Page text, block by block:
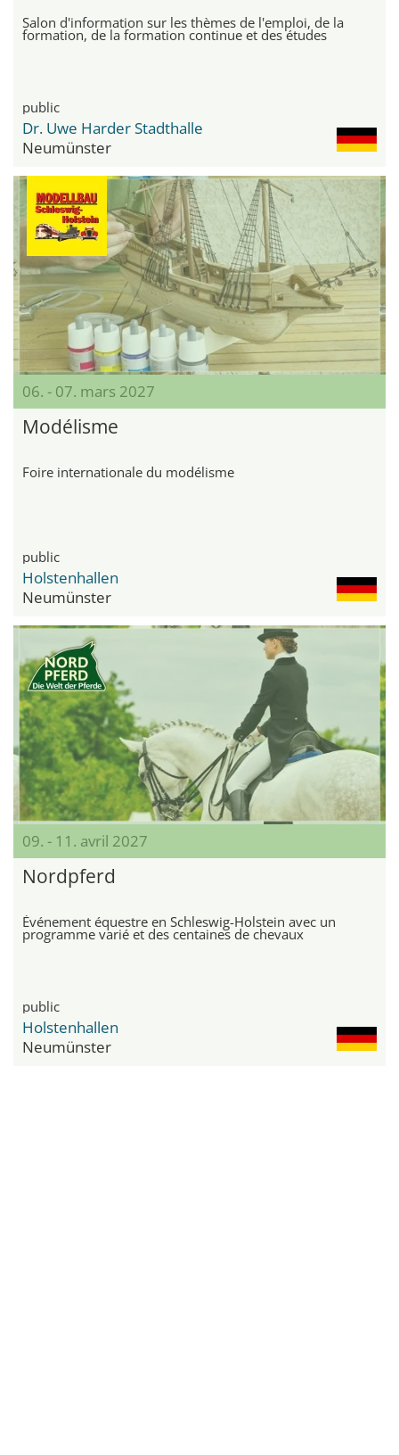
Salon d'information sur les thèmes de l'emploi, de la
formation, de la formation continue et des études
public
Dr. Uwe Harder Stadthalle
Neumünster
06. - 07. mars 2027
Modélisme
Foire internationale du modélisme
public
Holstenhallen
Neumünster
09. - 11. avril 2027
Nordpferd
Événement équestre en Schleswig-Holstein avec un
programme varié et des centaines de chevaux
public
Holstenhallen
Neumünster